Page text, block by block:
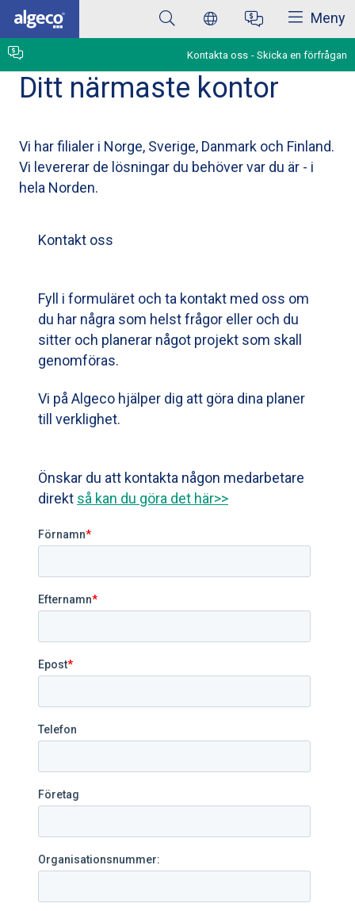
Hoppa
huvudinnehåll
Meny
Kontakta oss Skicka en förfrågan
Ditt närmaste kontor
Vi har filialer i Norge, Sverige, Danmark och Finland.
Vi levererar de lösningar du behöver var du är - i
hela Norden.
Kontakt oss
Fyll i formuläret och ta kontakt med oss om
du har några som helst frågor eller och du
sitter och planerar något projekt som skall
genomföras.
Vi på Algeco hjälper dig att göra dina planer
till verklighet.
Önskar du att kontakta någon medarbetare
direkt så kan du göra det här>>